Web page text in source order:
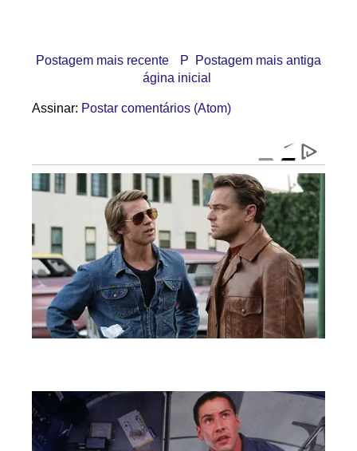
Postagem mais recente Postagem mais antiga
P
ágina inicial
Assinar: Postar comentários (Atom)